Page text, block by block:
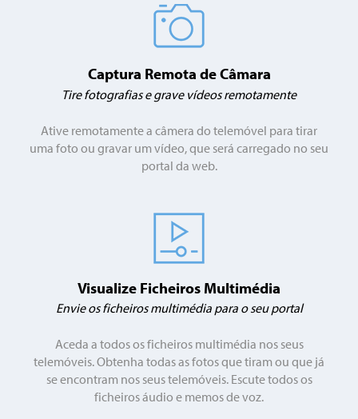
Captura Remota de Câmara
Tire fotografias e grave vídeos remotamente
Ative remotamente a câmera do telemóvel para tirar
uma foto ou gravar um vídeo, que será carregado no seu
portal da web.
Visualize Ficheiros Multimédia
Envie os ficheiros multimédia para o seu portal
Aceda a todos os ficheiros multimédia nos seus
telemóveis. Obtenha todas as fotos que tiram ou que já
se encontram nos seus telemóveis. Escute todos os
ficheiros áudio e memos de voz.